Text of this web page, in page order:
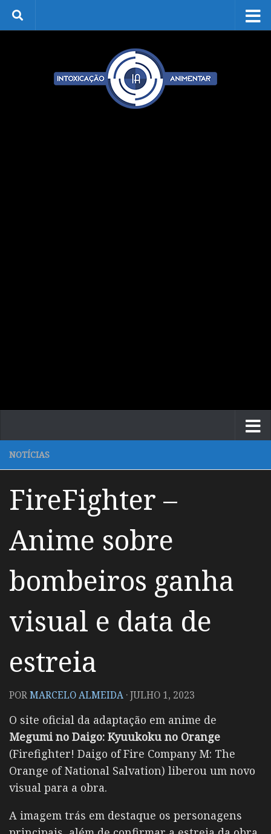
Skip to content
NOTÍCIAS
FireFighter –
Anime sobre
bombeiros ganha
visual e data de
estreia
PORMARCELO ALMEIDA ·JULHO 1, 2023
O site oficial da adaptação em anime de
Megumi no Daigo: Kyuukoku no Orange
(Firefighter! Daigo of Fire Company M: The
Orange of National Salvation) liberou um novo
visual para a obra.
A imagem trás em destaque os personagens